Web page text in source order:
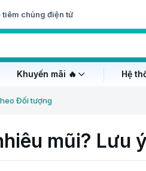
tiêm chủng điện tử
Khuyến mãi 🔥 Hệ
Đối tượng
mũi? Lưu